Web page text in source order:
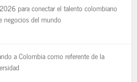
para conectar el talento colombiano
negocios del mundo
a Colombia como referente de la